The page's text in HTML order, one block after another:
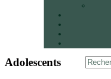
Adolescents